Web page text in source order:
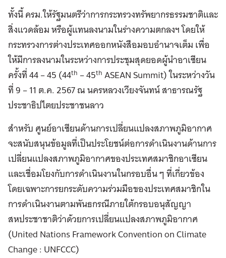
ทั้งนี้ ครม.ให้รัฐมนตรีว่าการกระทรวงทรัพยากรธรรมชาติและ
สิ่งแวดล้อม หรือผู้แทนลงนามในร่างความตกลงฯ โดยให้
กระทรวงการต่างประเทศออกหนังสือมอบอำนาจเต็ม เพื่อ
ให้มีการลงนามในระหว่างการประชุมสุดยอดผู้นำอาเซียน
ครั้งที่ 44 – 45 (44th – 45th ASEAN Summit) ในระหว่างวัน
ที่ 9 – 11 ต.ค. 2567 ณ นครหลวงเวียงจันทน์ สาธารณรัฐ
ประชาธิปไตยประชาชนลาว
สำหรับ ศูนย์อาเซียนด้านการเปลี่ยนแปลงสภาพภูมิอากาศ
จะสนับสนุนข้อมูลที่เป็นประโยชน์ต่อการดำเนินงานด้านการ
เปลี่ยนแปลงสภาพภูมิอากาศของประเทศสมาชิกอาเซียน
และเชื่อมโยงกับการดำเนินงานในกรอบอื่น ๆ ที่เกี่ยวข้อง
โดยเฉพาะการยกระดับความร่วมมือของประเทศสมาชิกใน
การดำเนินงานตามพันธกรณีภายใต้กรอบอนุสัญญา
สหประชาชาติว่าด้วยการเปลี่ยนแปลงสภาพภูมิอากาศ
(United Nations Framework Convention on Climate
Change : UNFCCC)